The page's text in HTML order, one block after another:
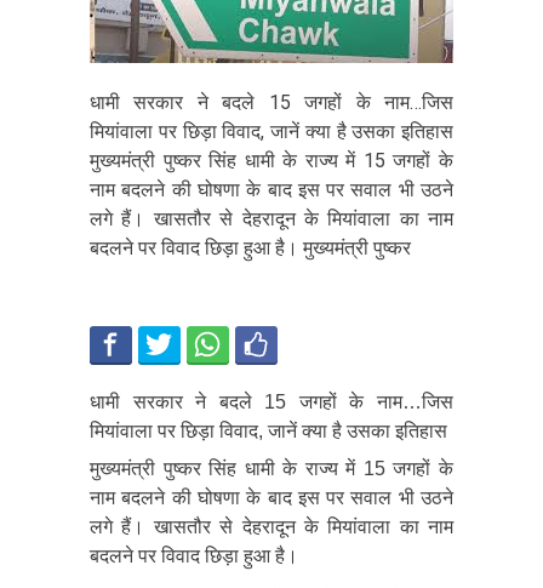
धामी सरकार ने बदले 15 जगहों के नाम…जिस
मियांवाला पर छिड़ा विवाद, जानें क्या है उसका इतिहास
मुख्यमंत्री पुष्कर सिंह धामी के राज्य में 15 जगहों के
नाम बदलने की घोषणा के बाद इस पर सवाल भी उठने
लगे हैं। खासतौर से देहरादून के मियांवाला का नाम
बदलने पर विवाद छिड़ा हुआ है। मुख्यमंत्री पुष्कर
धामी सरकार ने बदले 15 जगहों के नाम…जिस
मियांवाला पर छिड़ा विवाद, जानें क्या है उसका इतिहास
मुख्यमंत्री पुष्कर सिंह धामी के राज्य में 15 जगहों के
नाम बदलने की घोषणा के बाद इस पर सवाल भी उठने
लगे हैं। खासतौर से देहरादून के मियांवाला का नाम
बदलने पर विवाद छिड़ा हुआ है।